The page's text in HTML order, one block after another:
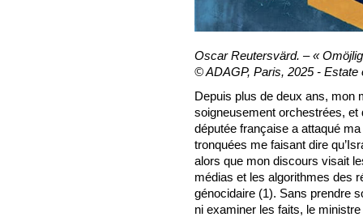
Oscar Reutersvärd. – «
© ADAGP, Paris, 2025 -
Depuis plus de deux ans, mon
soigneusement orchestrées, et
députée française a attaqué
tronquées me faisant dire
alors que mon discours visait
médias et les algorithmes des
génocidaire (1). Sans prendre
ni examiner les faits, le